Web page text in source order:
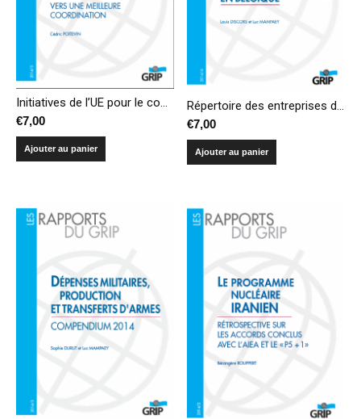
Initiatives de l’UE pour le contrôle des armes légères : vers une meilleure coordination
€7,00
Ajouter au panier
Répertoire des entreprises du secteur de l’armement en Belgique
€7,00
Ajouter au panier